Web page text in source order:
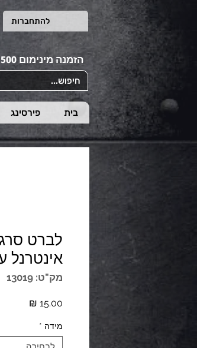
להתחברות
הזמנה מינימום 500 ש״ח
בית פירסינג
לברט
אינטרנל עם 3 אבן
מק"ט: 13019
מידה *